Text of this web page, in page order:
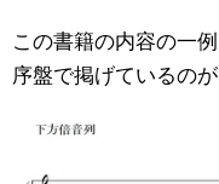
この書籍の内容の一
序盤で掲げているの